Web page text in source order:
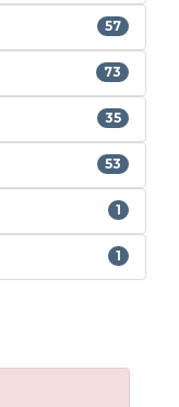
57
73
35
53
1
1